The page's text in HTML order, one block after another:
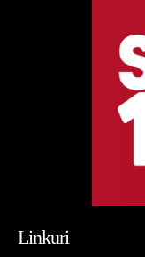
Linkuri